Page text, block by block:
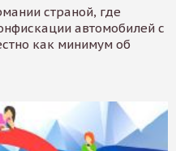
страной, где
автомобилей с
как минимум об